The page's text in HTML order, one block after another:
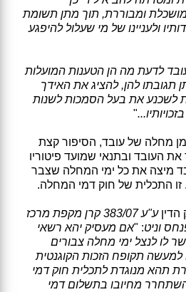
ומבוררת, תוך מתן תשומת
ולעניינו של מי שעלול להיפגע
לדעת מה הן הטענות המועלות
תגובתו להן, להציג את האידך
לשכנע את בעל הסמכות לשנות
"
מחלה של עובד, הסיפור קצת
העובד ובתנאי שמועד פיטוריו
מיצה את כל ימי המחלה שצבר
זו התכלית של חוק דמי המחלה.
הדין
ע"ע 383/07 קרן מקפת מרכז
וניט: "אם מעסיק יהא רשאי
לו לנצל ימי מחלה צבורים
למעשה תקופח הזכות הקוגנטית
תהא מנוגדת לתכלית חוק דמי
מחיובו בתשלום דמי